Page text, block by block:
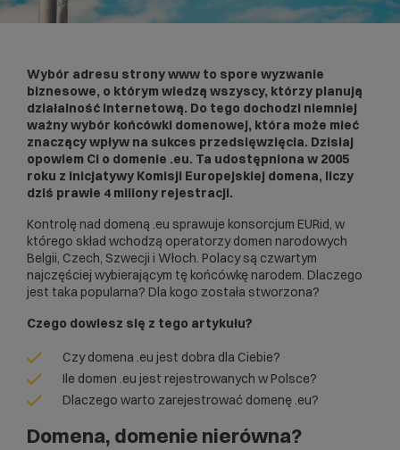
Wybór adresu strony www to spore wyzwanie
biznesowe, o którym wiedzą wszyscy, którzy planują
działalność internetową. Do tego dochodzi niemniej
ważny wybór końcówki domenowej, która może mieć
znaczący wpływ na sukces przedsięwzięcia. Dzisiaj
opowiem Ci o domenie .eu. Ta udostępniona w 2005
roku z inicjatywy Komisji Europejskiej domena, liczy
dziś prawie 4 miliony rejestracji.
Kontrolę nad domeną .eu sprawuje konsorcjum EURid, w
którego skład wchodzą operatorzy domen narodowych
Belgii, Czech, Szwecji i Włoch. Polacy są czwartym
najczęściej wybierającym tę końcówkę narodem. Dlaczego
jest taka popularna? Dla kogo została stworzona?
Czego dowiesz się z tego artykułu?
Czy domena .eu jest dobra dla Ciebie?
Ile domen .eu jest rejestrowanych w Polsce?
Dlaczego warto zarejestrować domenę .eu?
Domena, domenie nierówna?